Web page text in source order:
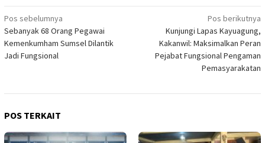
Navigasi
pos
Pos sebelumnya
Sebanyak 68 Orang Pegawai
Kemenkumham Sumsel Dilantik
Jadi Fungsional
Pos berikutnya
Kunjungi Lapas Kayuagung,
Kakanwil: Maksimalkan Peran
Pejabat Fungsional Pengaman
Pemasyarakatan
POS TERKAIT